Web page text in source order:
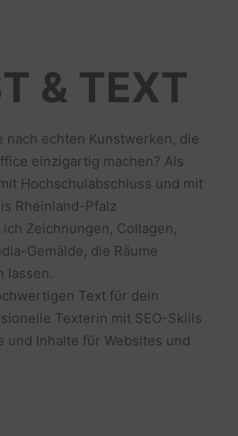
& TEXT
nach echten Kunstwerken, die
einzigartig machen? Als
Hochschulabschluss und mit
Rheinland-Pfalz
Zeichnungen, Collagen,
Gemälde, die Räume
lassen.
Text für dein
Texterin mit SEO-Skills
und Inhalte für Websites und